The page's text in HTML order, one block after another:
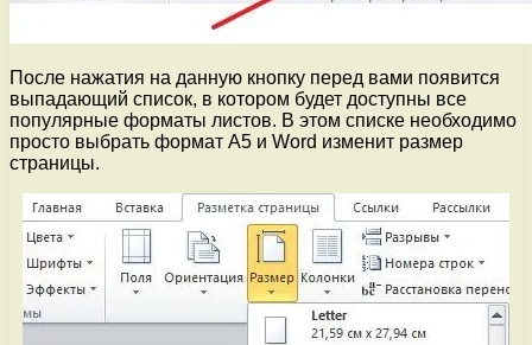
После нажатия на данную кнопку перед вами появится
выпадающий список, в котором будет доступны все
популярные форматы листов. В этом списке необходимо
просто выбрать формат A5 и Word изменит размер
страницы.